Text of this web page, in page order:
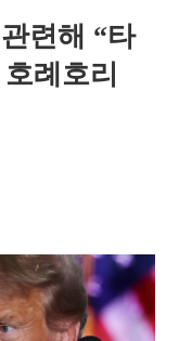
련해 “타
례호리